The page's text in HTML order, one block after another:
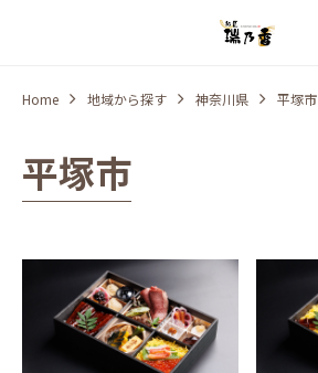
Home 地域から探す 神奈川県 平塚市
平塚市